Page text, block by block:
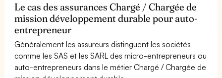
Le cas des assurances Chargé / Chargée de
mission développement durable pour auto-
entrepreneur
Généralement les assureurs distinguent les sociétés
comme les SAS et les SARL des micro-entrepreneurs ou
auto-entrepreneurs dans le métier Chargé / Chargée de